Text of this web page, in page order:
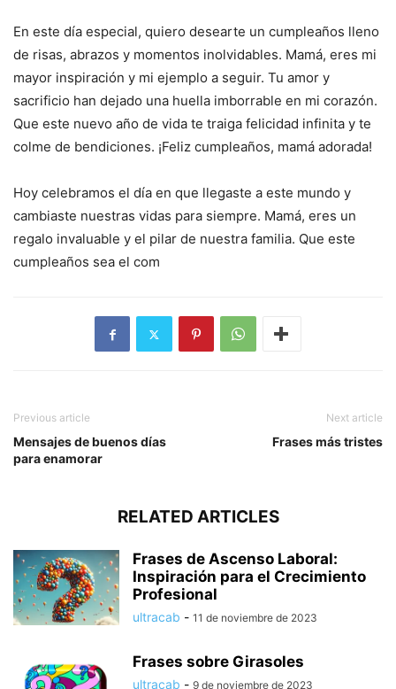
En este día especial, quiero desearte un cumpleaños lleno
de risas, abrazos y momentos inolvidables. Mamá, eres mi
mayor inspiración y mi ejemplo a seguir. Tu amor y
sacrificio han dejado una huella imborrable en mi corazón.
Que este nuevo año de vida te traiga felicidad infinita y te
colme de bendiciones. ¡Feliz cumpleaños, mamá adorada!
Hoy celebramos el día en que llegaste a este mundo y
cambiaste nuestras vidas para siempre. Mamá, eres un
regalo invaluable y el pilar de nuestra familia. Que este
cumpleaños sea el com
Previous article
Mensajes de buenos días
para enamorar
Next article
Frases más tristes
RELATED ARTICLES
Frases de Ascenso Laboral:
Inspiración para el Crecimiento
Profesional
ultracab - 11 de noviembre de 2023
Frases sobre Girasoles
ultracab - 9 de noviembre de 2023